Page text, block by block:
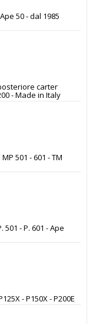
50 - dal 1985
carter
- Made in Italy
501 - 601 - TM
- P. 601 - Ape
- P150X - P200E